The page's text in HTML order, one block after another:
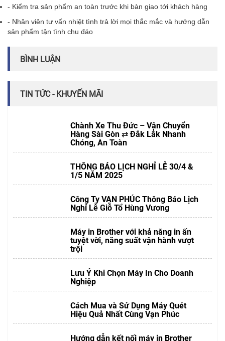
- Kiểm tra sản phẩm an toàn trước khi bàn giao tới khách hàng
- Nhân viên tư vấn nhiệt tình trả lời mọi thắc mắc và hướng dẫn
sản phẩm tận tình chu đáo
BÌNH LUẬN
TIN TỨC - KHUYẾN MÃI
Chành Xe Thu Đức – Vận Chuyển
Hàng Sài Gòn ⇄ Đắk Lắk Nhanh
Chóng, An Toàn
THÔNG BÁO LỊCH NGHỈ LỄ 30/4 &
1/5 NĂM 2025
Công Ty VẠN PHÚC Thông Báo Lịch
Nghỉ Lễ Giỗ Tổ Hùng Vương
Máy in Brother với khả năng in ấn
tuyệt vời, năng suất vận hành vượt
trội
Lưu Ý Khi Chọn Máy In Cho Doanh
Nghiệp
Cách Mua và Sử Dụng Máy Quét
Hiệu Quả Nhất Cùng Vạn Phúc
Hướng dẫn kết nối máy in Brother